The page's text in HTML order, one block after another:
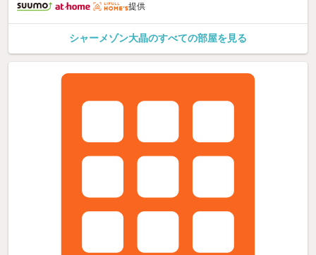
提供
シャーメゾン大晶のすべての部屋を見る